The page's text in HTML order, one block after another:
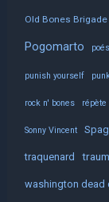
Old Bones Brigade
Pogomarto
punish yourself
rock n' bones répète
Sonny Vincent
traquenard
washington dead